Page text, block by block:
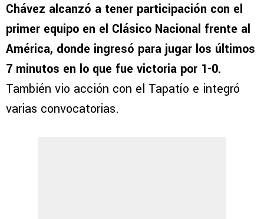
Chávez alcanzó a tener participación con el
primer equipo en el Clásico Nacional frente al
América, donde ingresó para jugar los últimos
7 minutos en lo que fue victoria por 1-0.
También vio acción con el Tapatío e integró
varias convocatorias.